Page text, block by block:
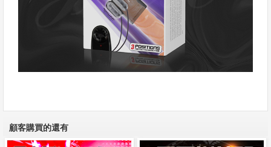
顧客購買的還有